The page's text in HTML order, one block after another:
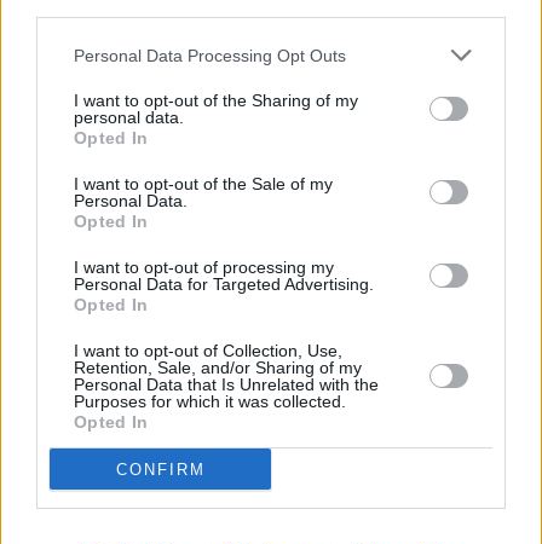
Personal Data Processing Opt Outs
I want to opt-out of the Sharing of my
personal data.
Opted In
I want to opt-out of the Sale of my
Personal Data.
Opted In
I want to opt-out of processing my
Personal Data for Targeted Advertising.
Opted In
I want to opt-out of Collection, Use,
Retention, Sale, and/or Sharing of my
Personal Data that Is Unrelated with the
Purposes for which it was collected.
Opted In
CONFIRM
Το άρθρο δεν έχει ακόμα βαθμολογηθεί.
Βαθμολογήστε αυτό το άρθρο:
10.000μ. στη Λαμία- Οι
συμμετοχές